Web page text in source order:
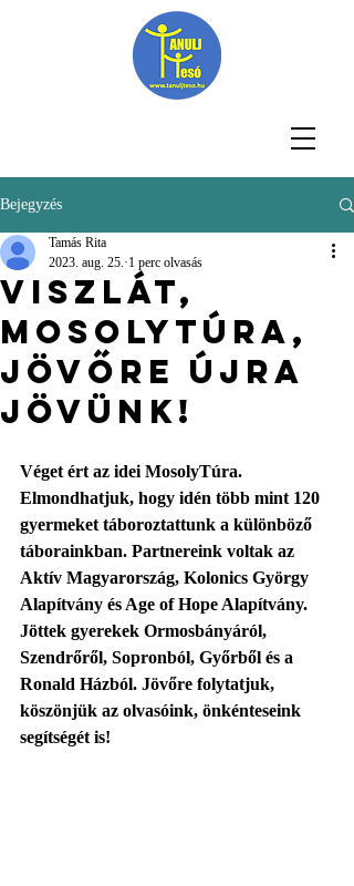
Bejegyzés
Viszlát,
Mosolytúra,
jövőre újra
jövünk!
Tamás Rita
2023. aug. 25. 1 perc olvasás
Véget ért az idei MosolyTúra.
Elmondhatjuk, hogy idén több mint 120
gyermeket táboroztattunk a különböző
táborainkban. Partnereink voltak az
Aktív Magyarország, Kolonics György
Alapítvány és Age of Hope Alapítvány.
Jöttek gyerekek Ormosbányáról,
Szendrőről, Sopronból, Győrből és a
Ronald Házból. Jövőre folytatjuk,
köszönjük az olvasóink, önkénteseink
segítségét is!